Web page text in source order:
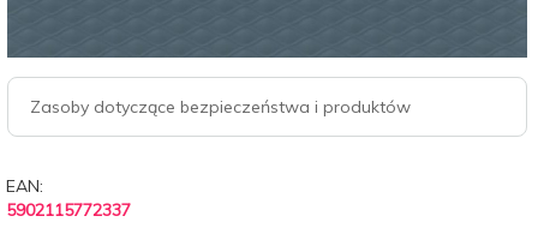
Zasoby dotyczące bezpieczeństwa i produktów
EAN:
5902115772337